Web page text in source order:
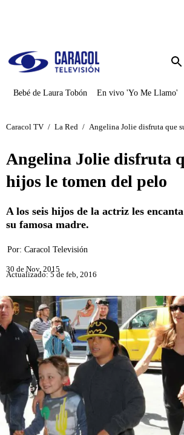
La
Bebé de Laura Tobón En vivo 'Yo Me Llamo'
Caracol TV / La Red / Angelina Jolie disfruta que
Angelina Jolie disfruta
hijos le tomen del pelo
A los seis hijos de la actriz les
su famosa madre.
Por: Caracol Televisión
30 de Nov, 2015
Actualizado: 5 de feb, 2016